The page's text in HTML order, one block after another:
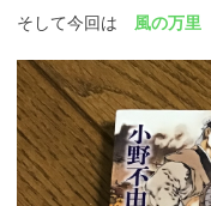
そして今回は 風の万里